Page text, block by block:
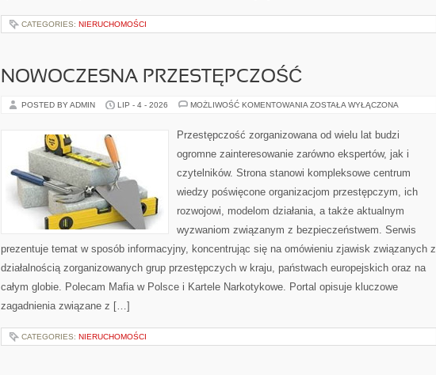
CATEGORIES: NIERUCHOMOŚCI
NOWOCZESNA PRZESTĘPCZOŚĆ
POSTED BY ADMIN LIP - 4 - 2026 MOŻLIWOŚĆ KOMENTOWANIA NOWOCZESNA
ZOSTAŁA WYŁĄCZONA
Przestępczość zorganizowana od wielu lat budzi
ogromne zainteresowanie zarówno ekspertów, jak i
czytelników. Strona stanowi kompleksowe centrum
wiedzy poświęcone organizacjom przestępczym, ich
rozwojowi, modelom działania, a także aktualnym
wyzwaniom związanym z bezpieczeństwem. Serwis
prezentuje temat w sposób informacyjny, koncentrując się na omówieniu zjawisk związanych z
działalnością zorganizowanych grup przestępczych w kraju, państwach europejskich oraz na
całym globie. Polecam Mafia w Polsce i Kartele Narkotykowe. Portal opisuje kluczowe
zagadnienia związane z […]
CATEGORIES: NIERUCHOMOŚCI